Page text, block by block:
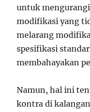
untuk
modifikasi yang
melarang
spesifikasi
membahayakan
Namun, hal ini
kontra di